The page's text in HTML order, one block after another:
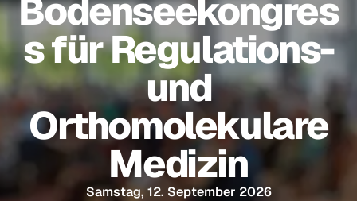
Bodenseekongres
s für Regulations-
und
Orthomolekulare
Medizin
Samstag, 12. September 2026